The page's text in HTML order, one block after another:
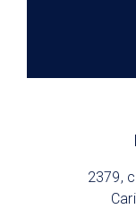
2379,